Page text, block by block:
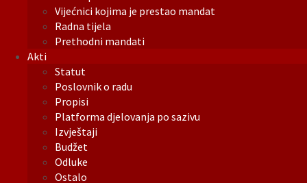
Vijećnici kojima je prestao mandat
Radna tijela
Prethodni mandati
Akti
Statut
Poslovnik o radu
Propisi
Platforma djelovanja po sazivu
Izvještaji
Budžet
Odluke
Ostalo